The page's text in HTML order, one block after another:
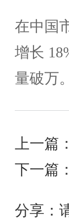
在中国
增长
量破万
上一篇
下一篇
分享：